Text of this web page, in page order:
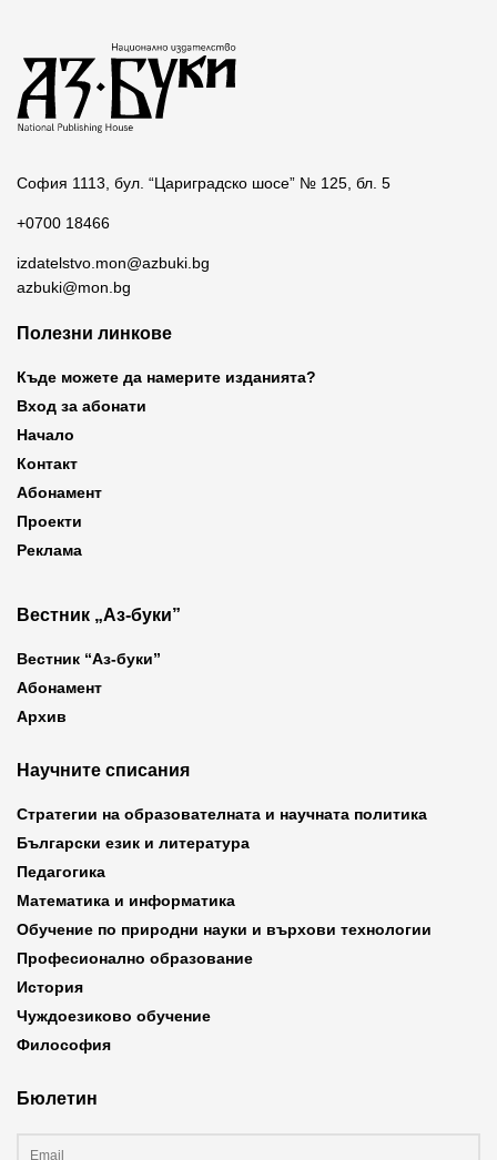
София 1113, бул. “Цариградско шосе” № 125, бл. 5
+0700 18466
izdatelstvo.mon@azbuki.bg
azbuki@mon.bg
Полезни линкове
Къде можете да намерите изданията?
Вход за абонати
Начало
Контакт
Абонамент
Проекти
Реклама
Вестник „Аз-буки”
Вестник “Аз-буки”
Абонамент
Архив
Научните списания
Стратегии на образователната и научната политика
Български език и литература
Педагогика
Математика и информатика
Обучение по природни науки и върхови технологии
Професионално образование
История
Чуждоезиково обучение
Философия
Бюлетин